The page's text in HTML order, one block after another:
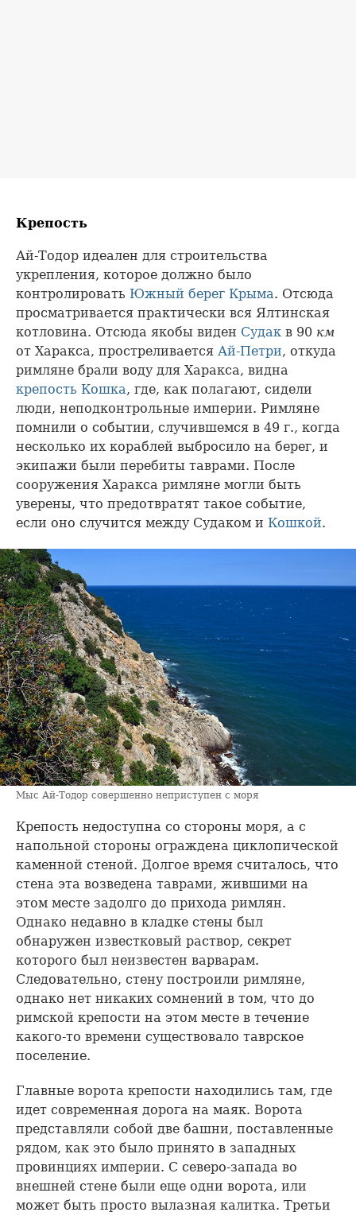
Крепость
Ай-Тодор идеален для строительства
укрепления, которое должно было
контролировать Южный берег Крыма. Отсюда
просматривается практически вся Ялтинская
котловина. Отсюда якобы виден Судак в 90 км
от Харакса, простреливается Ай-Петри, откуда
римляне брали воду для Харакса, видна
крепость Кошка , где, как полагают, сидели
люди, неподконтрольные империи. Римляне
помнили о событии, случившемся в 49 г., когда
несколько их кораблей выбросило на берег, и
экипажи были перебиты таврами. После
сооружения Харакса римляне могли быть
уверены, что предотвратят такое событие,
если оно случится между Судаком и Кошкой.
Мыс Ай-Тодор совершенно неприступен с моря
Крепость недоступна со стороны моря, а с
напольной стороны ограждена циклопической
каменной стеной. Долгое время считалось, что
стена эта возведена таврами, жившими на
этом месте задолго до прихода римлян.
Однако недавно в кладке стены был
обнаружен известковый раствор, секрет
которого был неизвестен варварам.
Следовательно, стену построили римляне,
однако нет никаких сомнений в том, что до
римской крепости на этом месте в течение
какого-то времени существовало таврское
поселение.
Главные ворота крепости находились там, где
идет современная дорога на маяк. Ворота
представляли собой две башни, поставленные
рядом, как это было принято в западных
провинциях империи. С северо-запада во
внешней стене были еще одни ворота, или
может быть просто вылазная калитка. Третьи